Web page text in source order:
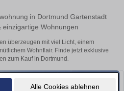
Alle Cookies ablehnen
in Dortmund Gartenstadt
einzigartige Wohnungen
überzeugen mit viel Licht, einem
Wohnflair. Finde jetzt exklusive
zum Kauf in Dortmund.